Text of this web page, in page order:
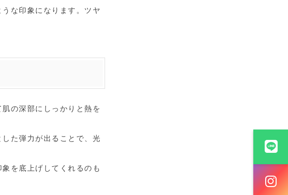
な印象になります。ツヤ
の深部にしっかりと熱を
た弾力が出ることで、光
を底上げしてくれるのも